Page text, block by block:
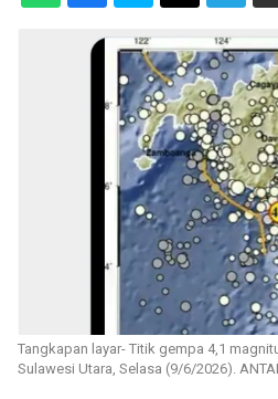
Tangkapan layar- Titik gempa 4,1
Sulawesi Utara, Selasa (9/6/2026).